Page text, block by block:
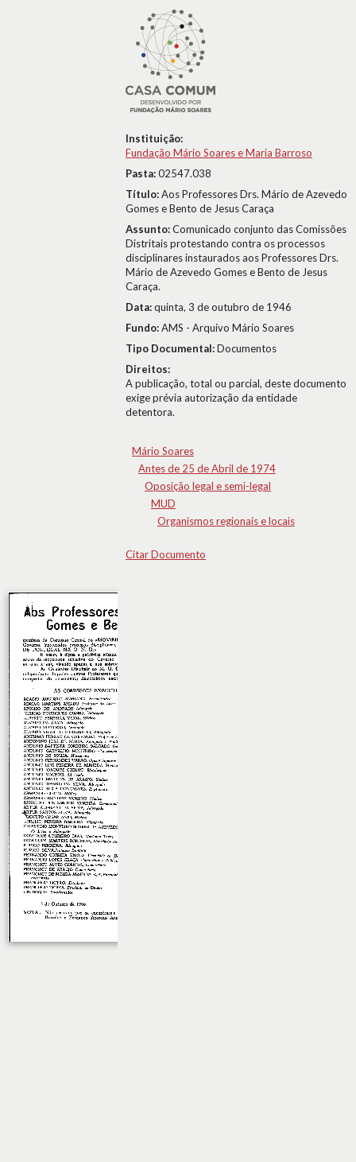
Instituição:
Fundação Mário Soares e Maria Barroso
Pasta:02547.038
Título:Aos Professores Drs. Mário de Azevedo
Gomes e Bento de Jesus Caraça
Assunto:Comunicado conjunto das Comissões
Distritais protestando contra os processos
disciplinares instaurados aos Professores Drs.
Mário de Azevedo Gomes e Bento de Jesus
Caraça.
Data:quinta, 3 de outubro de 1946
Fundo:AMS - Arquivo Mário Soares
Tipo Documental:Documentos
Direitos:
A publicação, total ou parcial, deste documento
exige prévia autorização da entidade
detentora.
Mário Soares
Antes de 25 de Abril de 1974
Oposição legal e semi-legal
MUD
Organismos regionais e locais
Citar Documento